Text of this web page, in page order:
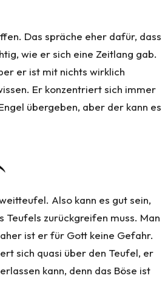
Das spräche eher dafür, dass
wie er sich eine Zeitlang gab.
er ist mit nichts wirklich
Er konzentriert sich immer
übergeben, aber der kann es
Also kann es gut sein,
zurückgreifen muss. Man
ist er für Gott keine Gefahr.
sich quasi über den Teufel, er
kann, denn das Böse ist